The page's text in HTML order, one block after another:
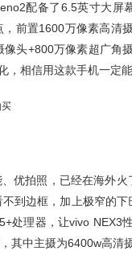
配备了6.5英寸大屏
前置1600万像素高清
头+800万像素超广角
相信用这款手机一定能
优拍照，已经在海外火
到边框，加上极窄的下
处理器，让vivo NEX3
其中主摄为6400w高清